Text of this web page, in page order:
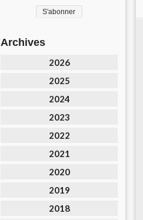
Archives
2026
2025
2024
2023
2022
2021
2020
2019
2018